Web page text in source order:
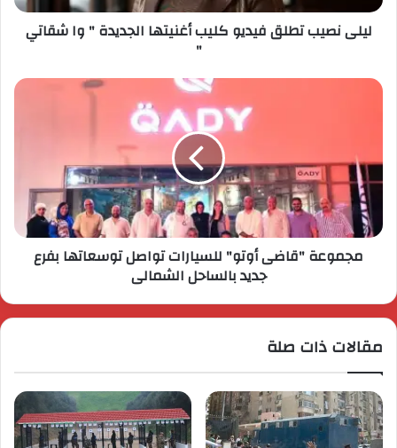
ليلى نصيب تطلق فيديو كليب أغنيتها الجديدة " وا شقاتي
"
مجموعة "قاضى أوتو" للسيارات تواصل توسعاتها بفرع
جديد بالساحل الشمالى
مقالات ذات صلة